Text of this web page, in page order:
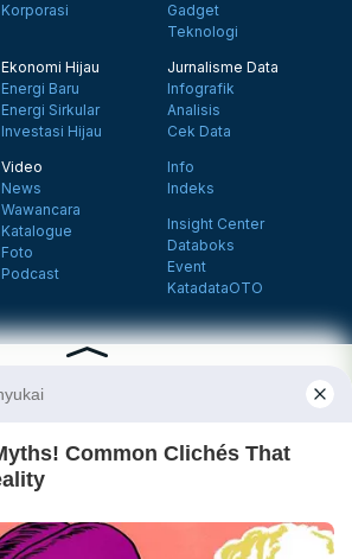
Korporasi
Gadget
Teknologi
Ekonomi Hijau
Energi Baru
Energi Sirkular
Investasi Hijau
Jurnalisme Data
Infografik
Analisis
Cek Data
Video
News
Wawancara
Katalogue
Foto
Podcast
Info
Indeks
Insight Center
Databoks
Event
KatadataOTO
Follow us on Facebook